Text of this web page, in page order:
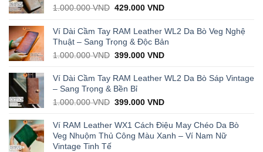
1.000.000VND Original
was:
1.000.000 VND.
429.000VNDCurrent
is:
429.000 VND.
Ví Dài Cầm Tay RAM Leather WL2 Da Bò Veg Nghệ
Thuật – Sang Trọng & Độc Bản
1.000.000VND Original
was:
1.000.000 VND.
399.000VNDCurrent
is:
Ví Dài Cầm Tay RAM Leather WL2 Da Bò Sáp Vintage
– Sang Trọng & Bền Bỉ
1.000.000VND Original
was:
1.000.000 VND.
399.000VNDCurrent
is:
399.000 VND.
Ví RAM Leather WX1 Cách Điệu May Chéo Da Bò
Veg Nhuộm Thủ Công Màu Xanh – Ví Nam Nữ
Vintage Tinh Tế